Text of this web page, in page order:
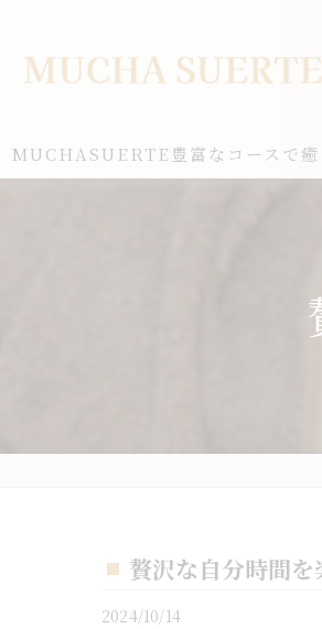
MUCHASUERTE豊富なコースで癒
贅沢な自分時間
2024/10/14